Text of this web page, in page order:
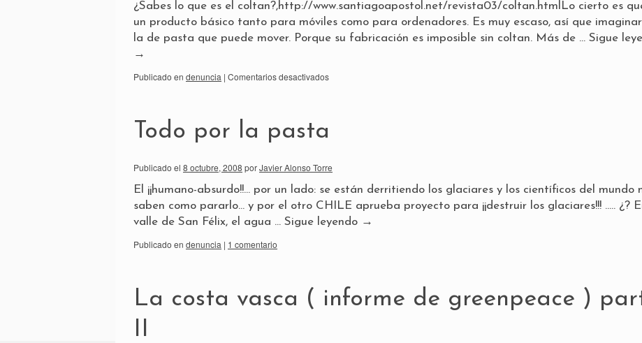
¿Sabes lo que es el coltan?,http://www.santiagoapostol.net/revista03/coltan.htmlLo cierto es
un producto básico tanto para móviles como para ordenadores. Es muy escaso, así que
la de pasta que puede mover. Porque su fabricación es imposible sin coltan. Más de … Sigue
→
Publicado en denuncia | Comentarios desactivados
Todo por la pasta
Publicado el 8 octubre, 2008 porJavier Alonso Torre
El ¡¡humano-absurdo!!… por un lado: se están derritiendo los glaciares y los científicos del mundo
saben como pararlo… y por el otro CHILE aprueba proyecto para ¡¡destruir los glaciares!!! ….. ¿?
valle de San Félix, el agua … Sigue leyendo →
Publicado en denuncia | 1 comentario
La costa vasca ( informe de greenpeace )
II